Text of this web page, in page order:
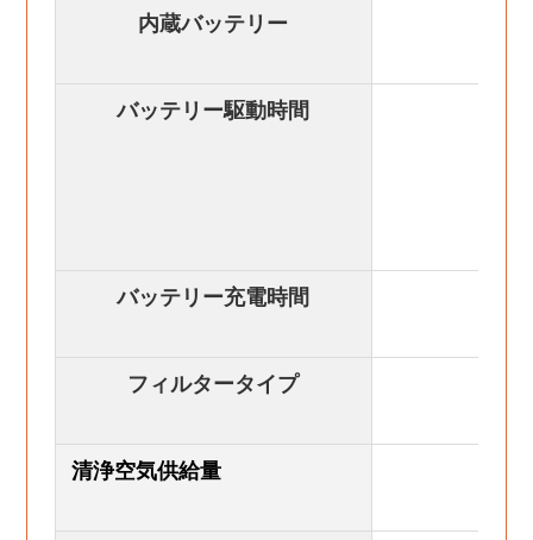
内蔵バッテリー
バッテリー駆動時間
バッテリー充電時間
フィルタータイプ
清浄空気供給量